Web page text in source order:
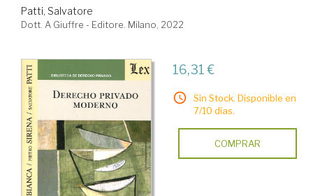
Patti, Salvatore
Dott. A Giuffre - Editore. Milano, 2022
16,31 €
Sin Stock. Disponible en
7/10 días.
COMPRAR